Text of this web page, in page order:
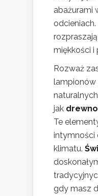
abażurami
odcieniach.
miękkości i
Rozważ
lampionów
jak drewno
Te
intymności
klimatu.
gdy masz